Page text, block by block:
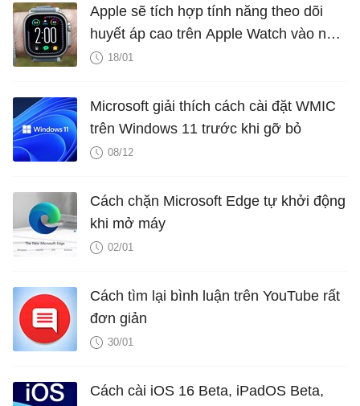
Apple sẽ tích hợp tính năng theo dõi
huyết áp cao trên Apple Watch vào năm
2025?
18/01
Microsoft giải thích cách cài đặt WMIC
trên Windows 11 trước khi gỡ bỏ
08/12
Cách chặn Microsoft Edge tự khởi động
khi mở máy
02/01
Cách tìm lại bình luận trên YouTube rất
đơn giản
30/01
Cách cài iOS 16 Beta, iPadOS Beta,